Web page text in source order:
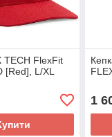
TECH FlexFit
[Red], L/XL
1